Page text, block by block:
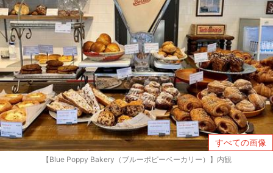
すべての画像
【Blue Poppy Bakery（ブルーポピーベーカリー）】内観